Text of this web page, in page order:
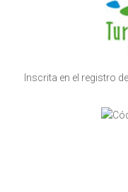
Inscrita en el registro